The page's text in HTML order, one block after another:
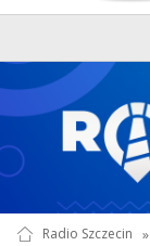
Radio Szczecin »